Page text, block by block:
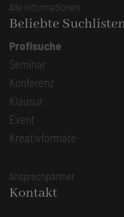
Alle Informationen
Beliebte
Profisuche
Seminar
Konferenz
Klausur
Event
Kreativformate
Ansprechpartner
Kontakt